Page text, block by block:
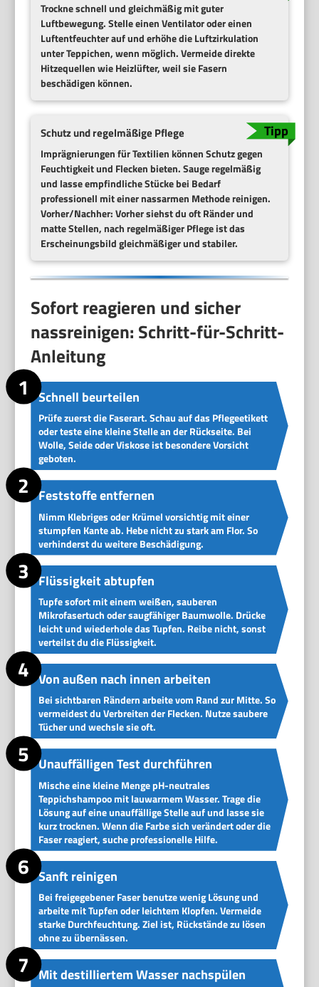
Trockne schnell und gleichmäßig mit guter
Luftbewegung. Stelle einen Ventilator oder einen
Luftentfeuchter auf und erhöhe die Luftzirkulation
unter Teppichen, wenn möglich. Vermeide direkte
Hitzequellen wie Heizlüfter, weil sie Fasern
beschädigen können.
Schutz und regelmäßige Pflege
Imprägnierungen für Textilien können Schutz gegen
Feuchtigkeit und Flecken bieten. Sauge regelmäßig
und lasse empfindliche Stücke bei Bedarf
professionell mit einer nassarmen Methode reinigen.
Vorher/Nachher: Vorher siehst du oft Ränder und
matte Stellen, nach regelmäßiger Pflege ist das
Erscheinungsbild gleichmäßiger und stabiler.
Sofort reagieren und sicher
nassreinigen: Schritt-für-Schritt-
Anleitung
Schnell beurteilen
Prüfe zuerst die Faserart. Schau auf das Pflegeetikett
oder teste eine kleine Stelle an der Rückseite. Bei
Wolle, Seide oder Viskose ist besondere Vorsicht
geboten.
Feststoffe entfernen
Nimm Klebriges oder Krümel vorsichtig mit einer
stumpfen Kante ab. Hebe nicht zu stark am Flor. So
verhinderst du weitere Beschädigung.
Flüssigkeit abtupfen
Tupfe sofort mit einem weißen, sauberen
Mikrofasertuch oder saugfähiger Baumwolle. Drücke
leicht und wiederhole das Tupfen. Reibe nicht, sonst
verteilst du die Flüssigkeit.
Von außen nach innen arbeiten
Bei sichtbaren Rändern arbeite vom Rand zur Mitte. So
vermeidest du Verbreiten der Flecken. Nutze saubere
Tücher und wechsle sie oft.
Unauffälligen Test durchführen
Mische eine kleine Menge pH-neutrales
Teppichshampoo mit lauwarmem Wasser. Trage die
Lösung auf eine unauffällige Stelle auf und lasse sie
kurz trocknen. Wenn die Farbe sich verändert oder die
Faser reagiert, suche professionelle Hilfe.
Sanft reinigen
Bei freigegebener Faser benutze wenig Lösung und
arbeite mit Tupfen oder leichtem Klopfen. Vermeide
starke Durchfeuchtung. Ziel ist, Rückstände zu lösen
ohne zu übernässen.
Mit destilliertem Wasser nachspülen